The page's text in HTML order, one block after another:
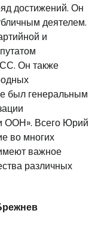
достижений. Он
деятелем.
и
Он также
был генеральным
ООН». Всего Юрий
во многих
важное
различных